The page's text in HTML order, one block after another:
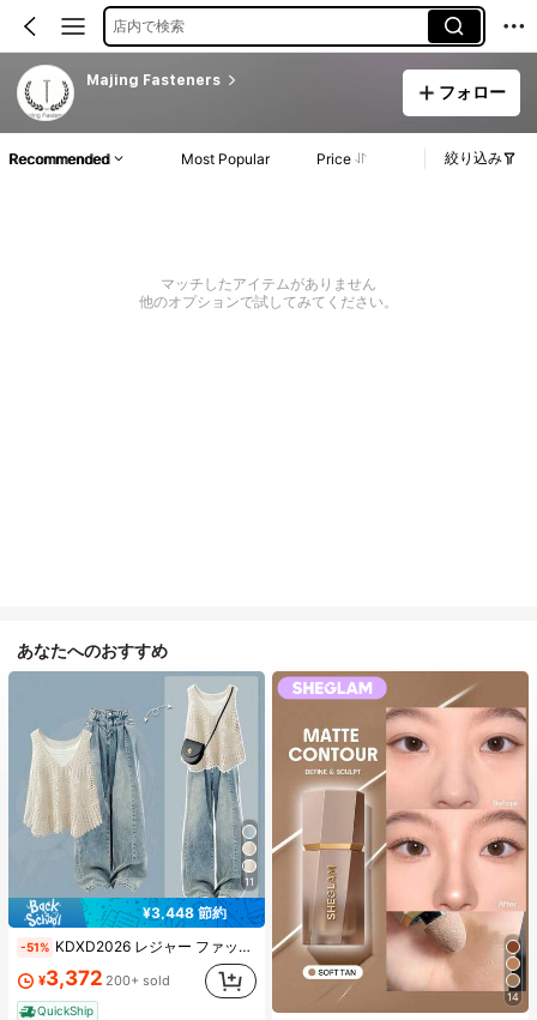
店内で検索
Majing Fasteners
フォロー
Recommended Most Popular Price 絞り込み
マッチしたアイテムがありません
他のオプションで試してみてください。
あなたへのおすすめ
11
¥3,448 節約
-51% KDXD2026 レジャー ファッション ロングサイズ 夏服 女性 ワイルドスタイル ボア付きトップス ワイルドスタイル ロングスカート 3点セット UVカット 軽量 通気性 袖付き ヒップカバー効果 通気性抜群 サイズ豊富
¥3,372 200+ sold
QuickShip
14